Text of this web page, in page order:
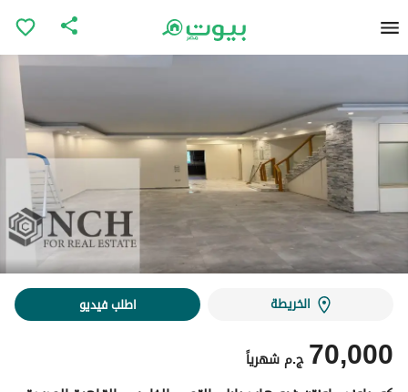
الخريطة اطلب فيديو
ج.م 70,000 شهرياً